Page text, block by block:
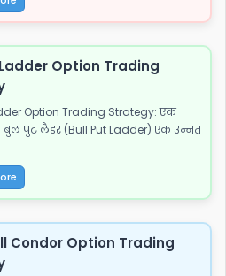
Option Trading
Option Trading Strategy: एक
बुल पुट लैडर (Bull Put Ladder) एक उन्नत
Condor Option Trading